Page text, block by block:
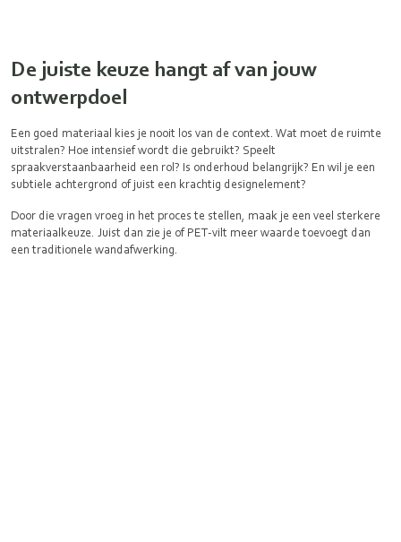
De juiste keuze hangt af van jouw
ontwerpdoel
Een goed materiaal kies je nooit los van de context. Wat moet de ruimte
uitstralen? Hoe intensief wordt die gebruikt? Speelt
spraakverstaanbaarheid een rol? Is onderhoud belangrijk? En wil je een
subtiele achtergrond of juist een krachtig designelement?
Door die vragen vroeg in het proces te stellen, maak je een veel sterkere
materiaalkeuze. Juist dan zie je of PET-vilt meer waarde toevoegt dan
een traditionele wandafwerking.